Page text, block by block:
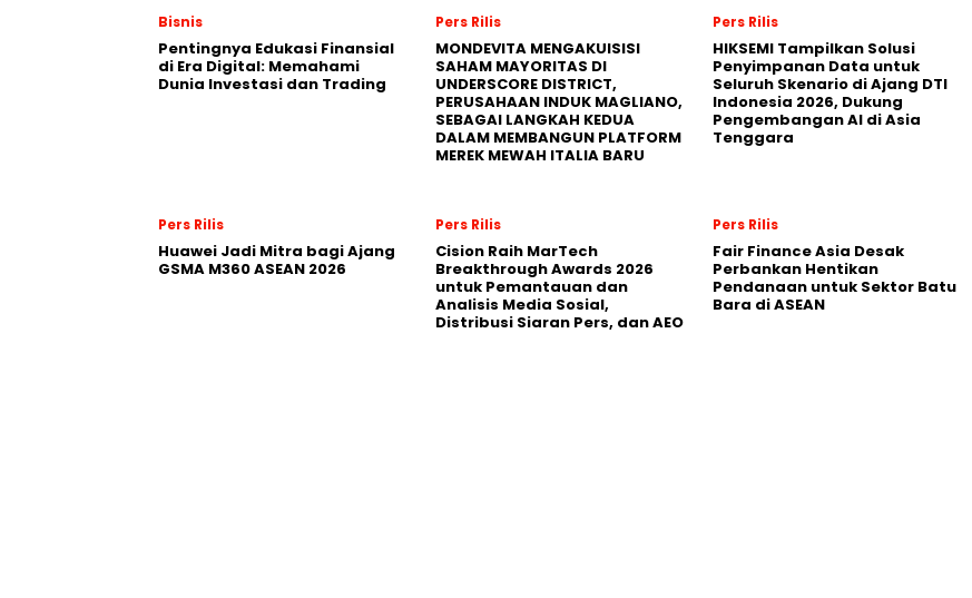
Bisnis
Pentingnya Edukasi Finansial
di Era Digital: Memahami
Dunia Investasi dan Trading
Pers Rilis
MONDEVITA MENGAKUISISI
SAHAM MAYORITAS DI
UNDERSCORE DISTRICT,
PERUSAHAAN INDUK MAGLIANO,
SEBAGAI LANGKAH KEDUA
DALAM MEMBANGUN PLATFORM
MEREK MEWAH ITALIA BARU
Pers Rilis
HIKSEMI Tampilkan Solusi
Penyimpanan Data untuk
Seluruh Skenario di Ajang DTI
Indonesia 2026, Dukung
Pengembangan AI di Asia
Tenggara
Pers Rilis
Huawei Jadi Mitra bagi Ajang
GSMA M360 ASEAN 2026
Pers Rilis
Cision Raih MarTech
Breakthrough Awards 2026
untuk Pemantauan dan
Analisis Media Sosial,
Distribusi Siaran Pers, dan AEO
Pers Rilis
Fair Finance Asia Desak
Perbankan Hentikan
Pendanaan untuk Sektor Batu
Bara di ASEAN